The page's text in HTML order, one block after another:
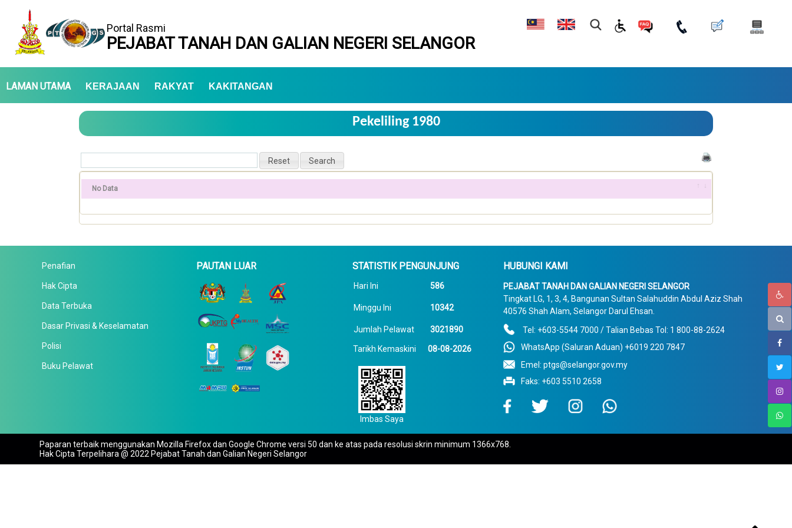
Portal Rasmi
PEJABAT TANAH DAN GALIAN NEGERI SELANGOR
LAMAN UTAMA KERAJAAN RAKYAT KAKITANGAN
Pekeliling 1980
No Data
Penafian
Hak Cipta
Data Terbuka
Dasar Privasi & Keselamatan
Polisi
Buku Pelawat
PAUTAN LUAR STATISTIK PENGUNJUNG
Hari Ini 586
Minggu Ini 10342
Jumlah Pelawat 3021890
Tarikh Kemaskini 08-08-2026
Imbas Saya
HUBUNGI KAMI
PEJABAT TANAH DAN GALIAN NEGERI SELANGOR
Tingkat LG, 1, 3, 4, Bangunan Sultan Salahuddin Abdul Aziz Shah
40576 Shah Alam, Selangor Darul Ehsan.
Tel: +603-5544 7000 / Talian Bebas Tol: 1 800-88-2624
WhatsApp (Saluran Aduan) +6019 220 7847
Emel: ptgs@selangor.gov.my
Faks: +603 5510 2658
Paparan terbaik menggunakan Mozilla Firefox dan Google Chrome versi 50 dan ke atas pada resolusi skrin minimum 1366x768.
Hak Cipta Terpelihara @ 2022 Pejabat Tanah dan Galian Negeri Selangor